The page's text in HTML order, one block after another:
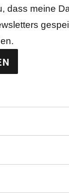
dass meine